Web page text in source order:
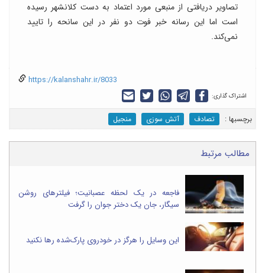
تصاویر دریافتی از منبعی مورد اعتماد به دست کلانشهر رسیده‌
است اما این رسانه خبر فوت دو‌ نفر در این سانحه را تایید
نمی‌کند.
https://kalanshahr.ir/8033
اشتراک گذاری:
برچسب‎ها : تصادف آتش سوزی منجیل
مطالب مرتبط
فاجعه در یک لحظه عصبانیت؛ فیلترهای روشن
سیگار، جان یک دختر جوان را گرفت
این وسایل را هرگز در خودروی پارک‌شده رها نکنید